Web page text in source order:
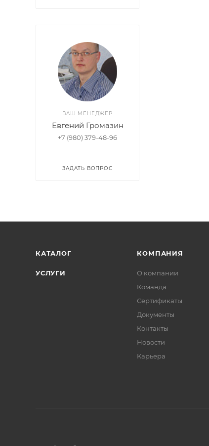
ВАШ МЕНЕДЖЕР
Евгений Громазин
+7 (980) 379-48-96
ЗАДАТЬ ВОПРОС
КАТАЛОГ
УСЛУГИ
КОМПАНИЯ
О компании
Команда
Сертификаты
Документы
Контакты
Новости
Карьера